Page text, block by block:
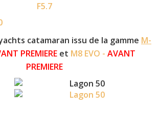
F5.7
catamaran issu de la gamme M-
PREMIEREet M8 EVO - AVANT
PREMIERE